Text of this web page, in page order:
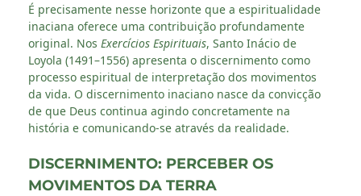
É precisamente nesse horizonte que a espiritualidade
inaciana oferece uma contribuição profundamente
original. Nos Exercícios Espirituais, Santo Inácio de
Loyola (1491–1556) apresenta o discernimento como
processo espiritual de interpretação dos movimentos
da vida. O discernimento inaciano nasce da convicção
de que Deus continua agindo concretamente na
história e comunicando-se através da realidade.
DISCERNIMENTO: PERCEBER OS
MOVIMENTOS DA TERRA